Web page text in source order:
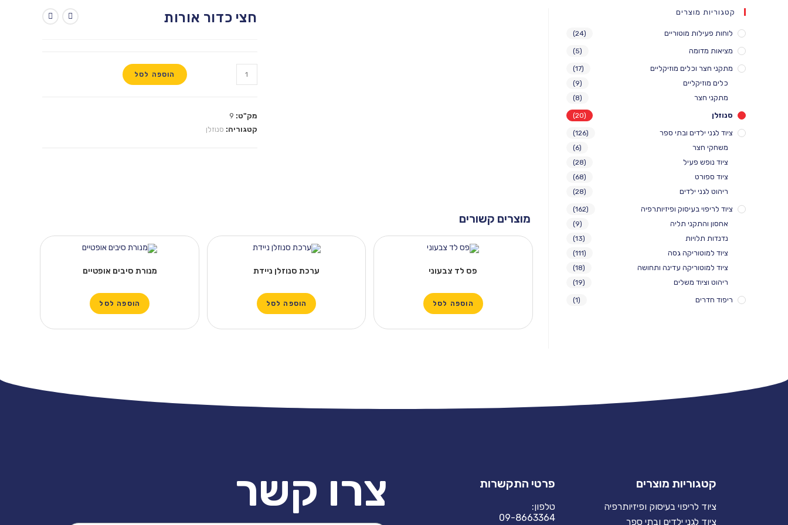
חצי כדור אורות
הוספה לסל
מק"ט: 9
קטגוריה: סנוזלן
מוצרים קשורים
פס לד צבעוני
הוספה לסל
ערכת סנוזלן ניידת
הוספה לסל
מנורת סיבים אופטיים
הוספה לסל
קטגוריות מוצרים
לוחות פעילות מוטוריים (24)
מציאות מדומה (5)
מתקני חצר וכלים מוזיקליים (17)
כלים מוזיקליים (9)
מתקני חצר (8)
סנוזלן (20)
ציוד לגני ילדים ובתי ספר (126)
משחקי חצר (6)
ציוד נופש פעיל (28)
ציוד ספורט (68)
ריהוט לגני ילדים (28)
ציוד לריפוי בעיסוק ופיזיותרפיה (162)
אחסון והתקני תליה (9)
נדנדות תלויות (13)
ציוד למוטוריקה גסה (111)
ציוד למוטוריקה עדינה ותחושה (18)
ריהוט וציוד משלים (19)
ריפוד חדרים (1)
קטגוריות מוצרים
ציוד לריפוי בעיסוק ופיזיותרפיה
ציוד לגני ילדים ובתי ספר
פרטי התקשרות
טלפון:
09-8663364
צרו קשר